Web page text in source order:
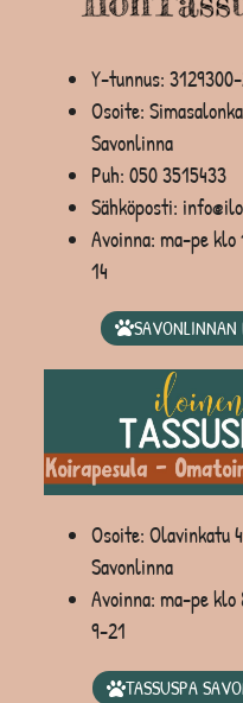
Y-tunnus:
Osoite:
Savonlinna
Puh: 050 3515433
Sähköposti:
Avoinna: ma-pe
14
SAVONLINNAN
Osoite: Olavinkatu
Savonlinna
Avoinna: ma-pe
9-21
TASSUSPA